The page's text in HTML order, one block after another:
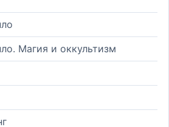
Магия и оккультизм